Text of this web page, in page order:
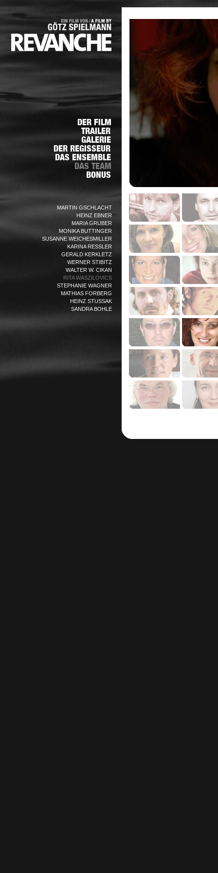
MARTIN GSCHLACHT
HEINZ EBNER
MARIA GRUBER
MONIKA BUTTINGER
SUSANNE WEICHESMILLER
KARINA RESSLER
GERALD KERKLETZ
WERNER STIBITZ
WALTER W. CIKAN
RITA WASZILOVICS
STEPHANIE WAGNER
MATHIAS FORBERG
HEINZ STUSSAK
SANDRA BOHLE